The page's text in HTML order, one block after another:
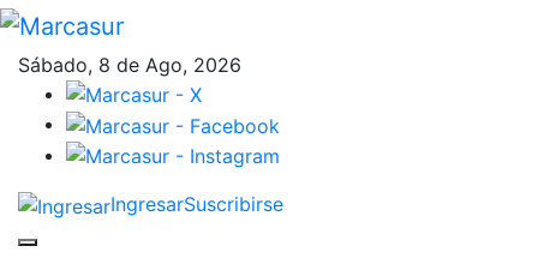
Sábado, 8 de Ago, 2026
IngresarSuscribirse